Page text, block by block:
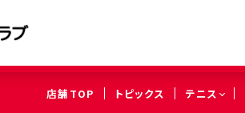
店舗TOP トピックス テニス